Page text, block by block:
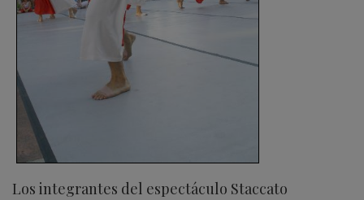
Los integrantes del espectáculo Staccato